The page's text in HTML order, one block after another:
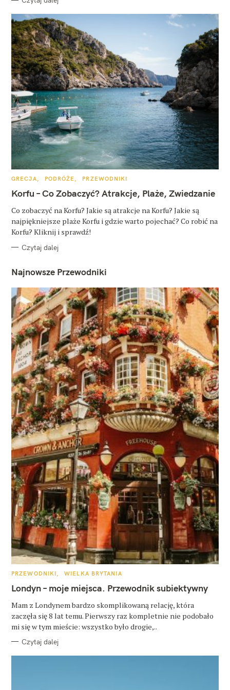
K
T
E
O
R
I
GRECJA PODRÓŻE PRZEWODNIKI
Korfu – Co Zobaczyć? Atrakcje, Plaże, Zwiedzanie
Co zobaczyć na Korfu? Jakie są atrakcje na Korfu? Jakie są
najpiękniejsze plaże Korfu i gdzie warto pojechać? Co robić na
Korfu? Kliknij i sprawdź!
Czytaj dalej
Najnowsze Przewodniki
K
T
E
O
R
I
PRZEWODNIKI WIELKA BRYTANIA
Londyn – moje miejsca. Przewodnik subiektywny
Mam z Londynem bardzo skomplikowaną relację, która
zaczęła się 8 lat temu. Pierwszy raz kompletnie nie podobało
mi się w tym mieście: wszystko było drogie,..
Czytaj dalej